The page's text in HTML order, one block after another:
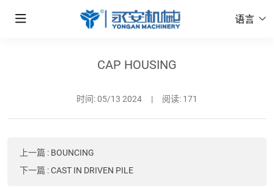
语言
CAP HOUSING
时间:05/13 2024 | 阅读: 171
上一篇 : BOUNCING
下一篇 :CAST IN DRIVEN PILE